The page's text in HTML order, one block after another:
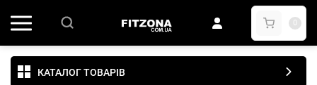
0
КАТАЛОГ ТОВАРІВ